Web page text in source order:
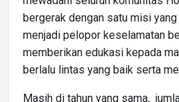
bergerak dengan satu misi
menjadi pelopor keselamatan
memberikan edukasi kepada
berlalu lintas yang baik serta
Masih di tahun yang sama,